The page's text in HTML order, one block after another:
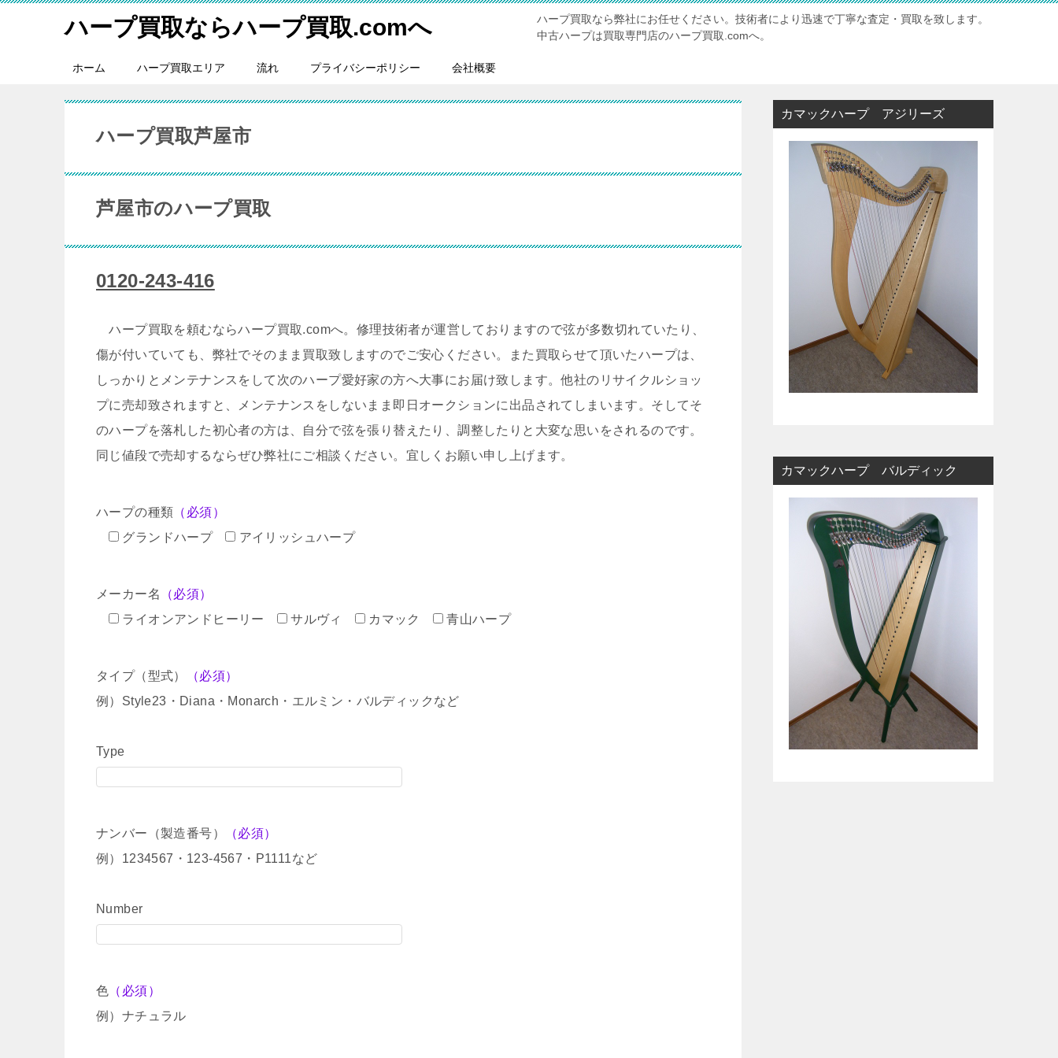
ハープ買取ならハープ買取.comへ
ハープ買取なら弊社にお任せください。技術者により迅速で丁寧な査定・買取を致します。
中古ハープは買取専門店のハープ買取.comへ。
ホーム ハープ買取エリア 流れ プライバシーポリシー 会社概要
ハープ買取芦屋市
芦屋市のハープ買取
0120-243-416
ハープ買取を頼むならハープ買取.comへ。修理技術者が運営しておりますので弦が多数切れていたり、
傷が付いていても、弊社でそのまま買取致しますのでご安心ください。また買取らせて頂いたハープは、
しっかりとメンテナンスをして次のハープ愛好家の方へ大事にお届け致します。他社のリサイクルショッ
プに売却致されますと、メンテナンスをしないまま即日オークションに出品されてしまいます。そしてそ
のハープを落札した初心者の方は、自分で弦を張り替えたり、調整したりと大変な思いをされるのです。
同じ値段で売却するならぜひ弊社にご相談ください。宜しくお願い申し上げます。
ハープの種類 （必須）
グランドハープ
アイリッシュハープ
メーカー名
（必須）
ライオンアンドヒーリー
サルヴィ カマック 青山ハープ
タイプ（型式）
（必須）
例）Style23・Diana・Monarch・エルミン・バルディックなど
Type
ナンバー（製造番号）
（必須）
例）1234567・123-4567・P1111など
Number
色 （必須）
例）ナチュラル
カマックハープ アジリーズ
カマックハープ バルディック